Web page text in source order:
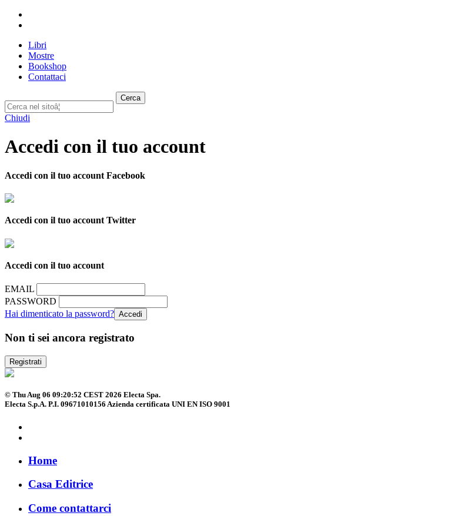
Libri
Mostre
Bookshop
Contattaci
Cerca
Chiudi
Accedi con il tuo account
Accedi con il tuo account Facebook
Accedi con il tuo account Twitter
Accedi con il tuo account
EMAIL
PASSWORD
Hai dimenticato la password?
Non ti sei ancora registrato
Registrati
© Thu Aug 06 09:20:52 CEST 2026 Electa Spa.
Electa S.p.A. P.I. 09671010156 Azienda certificata UNI EN ISO 9001
Home
Casa Editrice
Come contattarci